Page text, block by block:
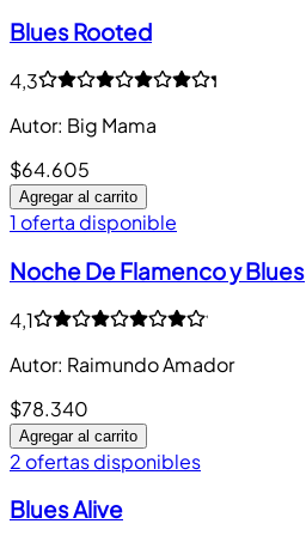
Blues Rooted
4,3
Autor: Big Mama
$64.605
Agregar al carrito
1 oferta disponible
Noche De Flamenco y Blues
4,1
Autor: Raimundo Amador
$78.340
Agregar al carrito
2 ofertas disponibles
Blues Alive